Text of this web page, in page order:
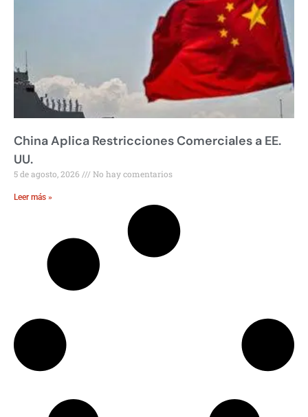
China Aplica Restricciones Comerciales a EE.
UU.
5 de agosto, 2026 No hay comentarios
Leer más »